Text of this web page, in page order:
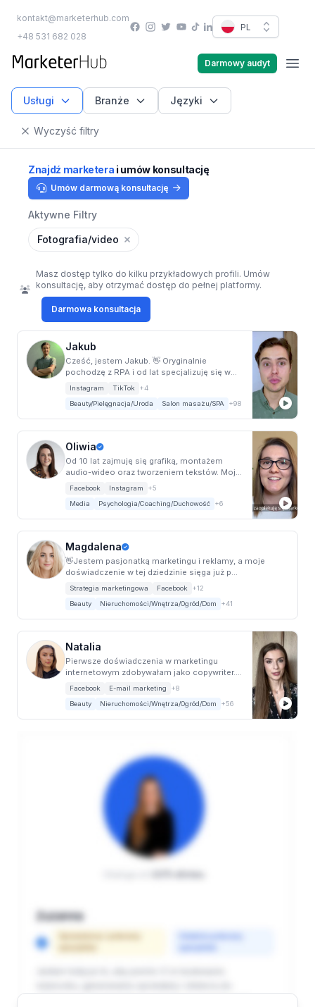
kontakt@marketerhub.com
+48 531 682 028
Facebook
Instagram
TwitterYouTube
TikTok
LinkedInPL
marketerhub.com Darmowy audyt
Usługi Branże Języki
Wyczyść filtry
Znajdź marketera i umów konsultację
Umów darmową konsultację
Aktywne Filtry
Fotografia/video
Masz dostęp tylko do kilku przykładowych profili. Umów
konsultację, aby otrzymać dostęp do pełnej platformy.
Darmowa konsultacja
Jakub
Cześć, jestem Jakub. 👋 Oryginalnie
pochodzę z RPA i od lat specjalizuję się w
tworzeniu t...
Instagram TikTok
+4
Beauty/Pielęgnacja/Uroda
Salon masażu/SPA +98
Oliwia
Od 10 lat zajmuję się grafiką, montażem
audio-wideo oraz tworzeniem tekstów. Moja
działaln...
Facebook Instagram
+5
Media
Psychologia/Coaching/Duchowość +6
Magdalena
👋Jestem pasjonatką marketingu i reklamy, a moje
doświadczenie w tej dziedzinie sięga już p...
Strategia marketingowa Facebook
+12
Beauty
Nieruchomości/Wnętrza/Ogród/Dom +41
Natalia
Pierwsze doświadczenia w marketingu
internetowym zdobywałam jako copywriter.💻
Wraz z upływ...
Facebook E-mail marketing
+8
Beauty
Nieruchomości/Wnętrza/Ogród/Dom +56